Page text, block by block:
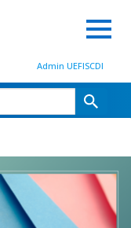
Admin UEFISCDI